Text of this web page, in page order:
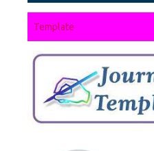
Template